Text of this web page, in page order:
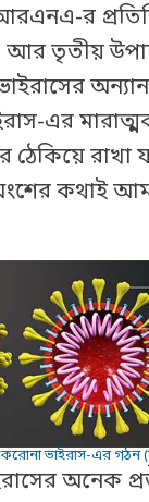
র
আর তৃতীয়
এর
রাখা
কথাই
ভাইরাস-এর গঠন (
অনেক